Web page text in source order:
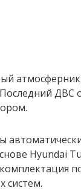
ДВС
Hyundai
систем.